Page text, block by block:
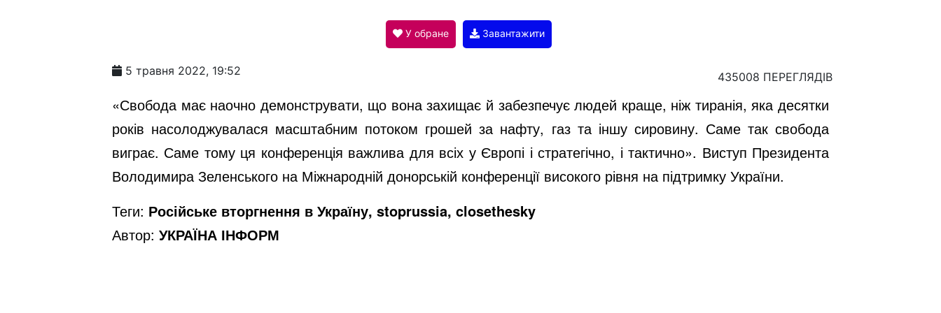
V
d
e
У обране Завантажити
5 травня 2022, 19:52 435008 ПЕРЕГЛЯДІВ
«Свобода має наочно демонструвати, що вона захищає й забезпечує людей краще, ніж тиранія, яка десятки
років насолоджувалася масштабним потоком грошей за нафту, газ та іншу сировину. Саме так свобода
виграє. Саме тому ця конференція важлива для всіх у Європі і стратегічно, і тактично». Виступ Президента
Володимира Зеленського на Міжнародній донорській конференції високого рівня на підтримку України.
Теги: Російське вторгнення в Україну, stoprussia, closethesky
Автор: УКРАЇНА ІНФОРМ